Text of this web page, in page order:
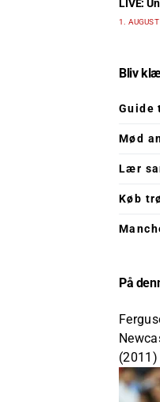
LIVE:
1.
Bliv
Guide
Mød
Lær
Køb
På
(2011)